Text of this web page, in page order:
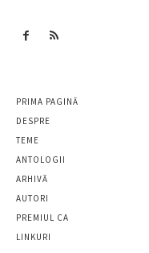
PRIMA PAGINĂ
DESPRE
TEME
ANTOLOGII
ARHIVĂ
AUTORI
PREMIUL CA
LINKURI